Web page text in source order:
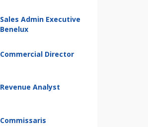
Sales Admin Executive
Benelux
Commercial Director
Revenue Analyst
Commissaris